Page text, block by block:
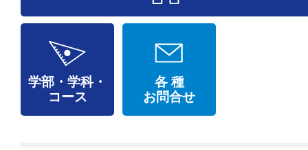
学部・学科・
コース
各 種
お問合せ